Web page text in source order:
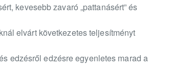
kevesebb zavaró „pattanásért” és
elvárt következetes teljesítményt
edzésről edzésre egyenletes marad a